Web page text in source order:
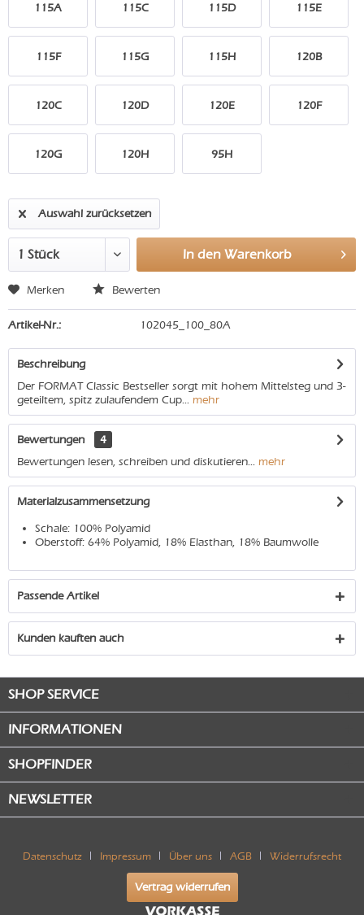
115A 115C 115D 115E
115F 115G 115H 120B
120C 120D 120E 120F
120G 120H 95H
Auswahl zurücksetzen
In den Warenkorb
Merken Bewerten
Artikel-Nr.: 102045_100_80A
Beschreibung
Der FORMAT Classic Bestseller sorgt mit hohem Mittelsteg und 3-
geteiltem, spitz zulaufendem Cup... mehr
Bewertungen
4
Bewertungen lesen, schreiben und diskutieren... mehr
Materialzusammensetzung
Schale: 100% Polyamid
Oberstoff: 64% Polyamid, 18% Elasthan, 18% Baumwolle
Passende Artikel
Kunden kauften auch
SHOP SERVICE
INFORMATIONEN
SHOPFINDER
NEWSLETTER
Datenschutz Impressum Über uns AGB Widerrufsrecht
Vertrag widerrufen